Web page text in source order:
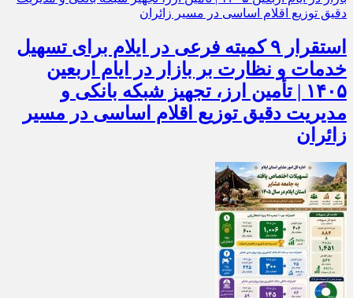
استقرار ۹ کمیته فرعی در ایلام برای تسهیل
خدمات و نظارت بر بازار در ایام اربعین
۱۴۰۵ | تأمین ارز، تجهیز شبکه بانکی و
مدیریت دقیق توزیع اقلام اساسی در مسیر
زائران